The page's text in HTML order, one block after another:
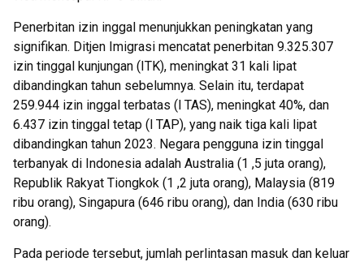
Penerbitan izin inggal menunjukkan peningkatan yang
signifikan. Ditjen Imigrasi mencatat penerbitan 9.325.307
izin tinggal kunjungan (ITK), meningkat 31 kali lipat
dibandingkan tahun sebelumnya. Selain itu, terdapat
259.944 izin inggal terbatas (l TAS), meningkat 40%, dan
6.437 izin tinggal tetap (l TAP), yang naik tiga kali lipat
dibandingkan tahun 2023. Negara pengguna izin tinggal
terbanyak di Indonesia adalah Australia (1 ,5 juta orang),
Republik Rakyat Tiongkok (1 ,2 juta orang), Malaysia (819
ribu orang), Singapura (646 ribu orang), dan India (630 ribu
orang).
Pada periode tersebut, jumlah perlintasan masuk dan keluar